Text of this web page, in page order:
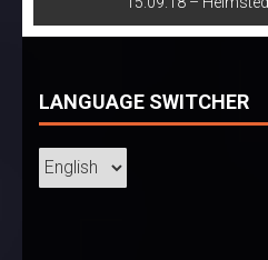
LANGUAGE SWITCHER